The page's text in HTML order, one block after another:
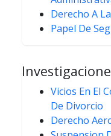
Derecho A
Papel De
Vicios En El
De Divorcio
Derecho